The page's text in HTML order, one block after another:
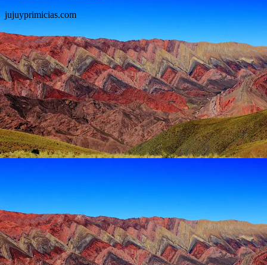
jujuyprimicias.com